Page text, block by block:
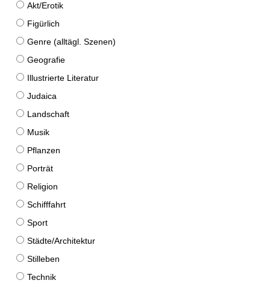
Akt/Erotik
Figürlich
Genre (alltägl. Szenen)
Geografie
Illustrierte Literatur
Judaica
Landschaft
Musik
Pflanzen
Porträt
Religion
Schifffahrt
Sport
Städte/Architektur
Stilleben
Technik